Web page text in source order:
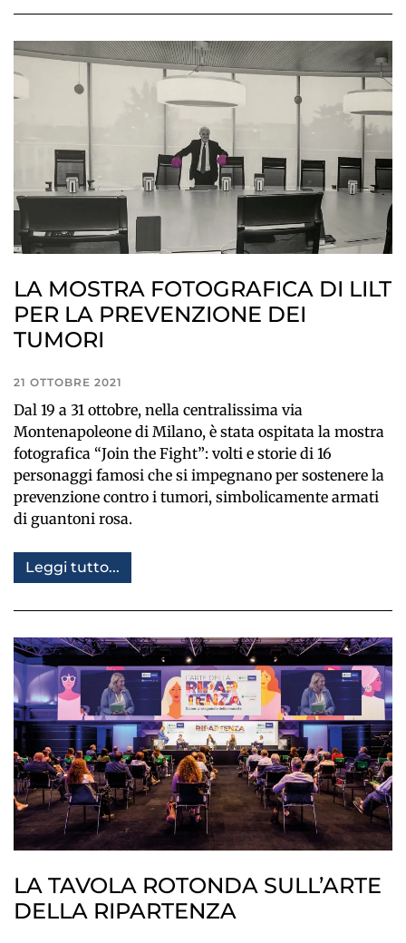
LA MOSTRA FOTOGRAFICA DI LILT
PER LA PREVENZIONE DEI
TUMORI
21 OTTOBRE 2021
Dal 19 a 31 ottobre, nella centralissima via
Montenapoleone di Milano, è stata ospitata la mostra
fotografica “Join the Fight”: volti e storie di 16
personaggi famosi che si impegnano per sostenere la
prevenzione contro i tumori, simbolicamente armati
di guantoni rosa.
Leggi tutto...
LA TAVOLA ROTONDA SULL’ARTE
DELLA RIPARTENZA